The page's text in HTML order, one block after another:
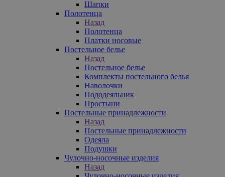
Шапки
Полотенца
Назад
Полотенца
Платки носовые
Постельное белье
Назад
Постельное белье
Комплекты постельного белья
Наволочки
Пододеяльник
Простыни
Постельные принадлежности
Назад
Постельные принадлежности
Одеяла
Подушки
Чулочно-носочные изделия
Назад